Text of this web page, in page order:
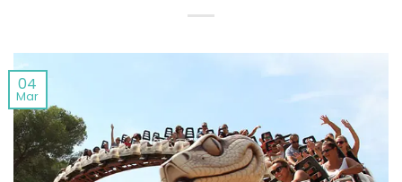
04
Mar